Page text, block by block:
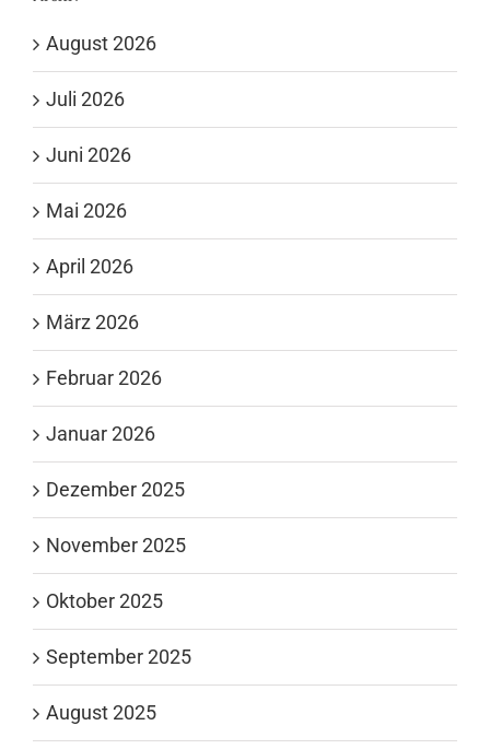
August 2026
Juli 2026
Juni 2026
Mai 2026
April 2026
März 2026
Februar 2026
Januar 2026
Dezember 2025
November 2025
Oktober 2025
September 2025
August 2025